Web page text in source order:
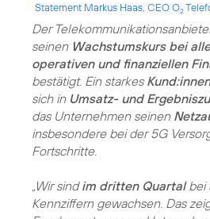
Statement Markus Haas, CEO O2
Der
seinen Wachstumskurs bei
operativen und finanziellen
bestätigt. Ein starkes
sich in Umsatz- und
das Unternehmen seinen
insbesondere bei der 5G
Fortschritte.
„Wir sindim dritten Quartalbei
Kennziffern gewachsen. Das